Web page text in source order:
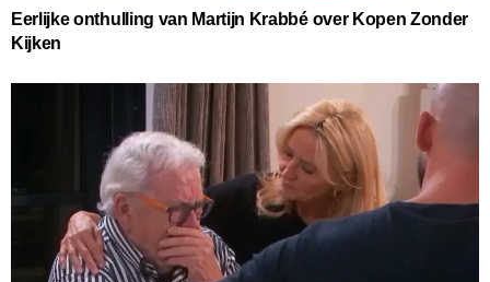
Eerlijke onthulling van Martijn Krabbé over Kopen Zonder
Kijken